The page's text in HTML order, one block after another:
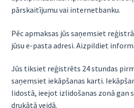
pārskaitījumu vai internetbanku.
Pēc apmaksas jūs saņemsiet
jūsu e-pasta adresi. Aizpildiet
Jūs tiksiet reģistrēts 24 stundas
saņemsiet iekāpšanas karti.
lidostā, ieejot izlidošanas zonā gan
drukātā veidā.